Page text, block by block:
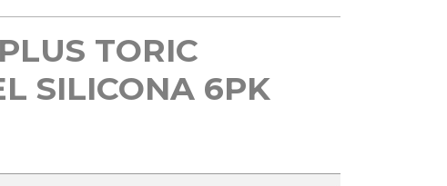
TORIC
SILICONA 6PK